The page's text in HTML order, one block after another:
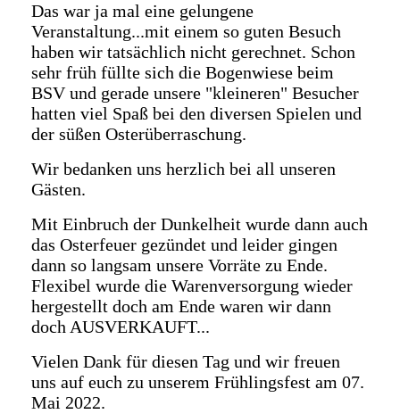
Das war ja mal eine gelungene
Veranstaltung...mit einem so guten Besuch
haben wir tatsächlich nicht gerechnet. Schon
sehr früh füllte sich die Bogenwiese beim
BSV und gerade unsere "kleineren" Besucher
hatten viel Spaß bei den diversen Spielen und
der süßen Osterüberraschung.
Wir bedanken uns herzlich bei all unseren
Gästen.
Mit Einbruch der Dunkelheit wurde dann auch
das Osterfeuer gezündet und leider gingen
dann so langsam unsere Vorräte zu Ende.
Flexibel wurde die Warenversorgung wieder
hergestellt doch am Ende waren wir dann
doch AUSVERKAUFT...
Vielen Dank für diesen Tag und wir freuen
uns auf euch zu unserem Frühlingsfest am 07.
Mai 2022.